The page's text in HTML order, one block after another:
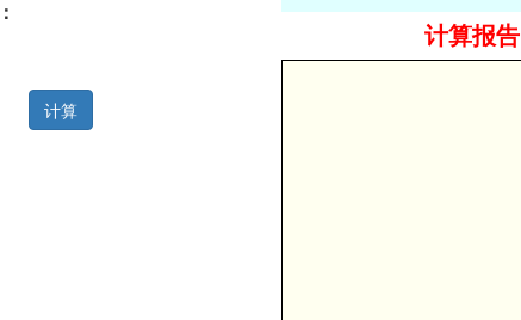
计算
计算报告